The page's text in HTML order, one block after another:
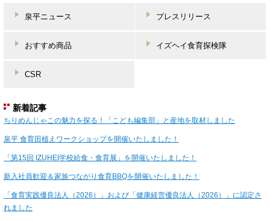
泉平ニュース プレスリリース
おすすめ商品 イズヘイ食育探検隊
CSR
新着記事
ちりめんじゃこの魅力を探る！「こども編集部」と産地を取材しました
泉平 食育田植えワークショップを開催いたしました！
「第15回 IZUHEI学校給食・食育展」を開催いたしました！
新入社員歓迎＆家族つながり食育BBQを開催いたしました！
「食育実践優良法人（2026）」および「健康経営優良法人（2026）」に認定さ
れました